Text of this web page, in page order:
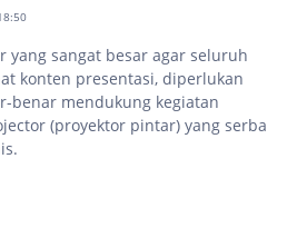
yang sangat besar agar seluruh
konten presentasi, diperlukan
benar mendukung kegiatan
(proyektor pintar) yang serba